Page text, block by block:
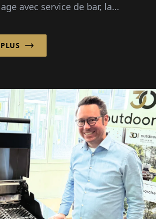
avec service de bar, la